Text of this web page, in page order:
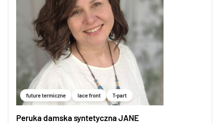
future termiczne lace front T-part
Peruka damska syntetyczna JANE